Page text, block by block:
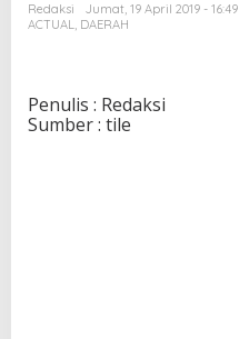
Redaksi
Jumat, 19 April 2019 - 16:49
ACTUAL, DAERAH
Penulis : Redaksi
Sumber : tile